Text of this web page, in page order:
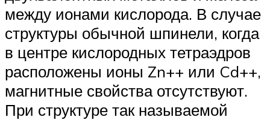
между ионами кислорода. В случае
структуры обычной шпинели, когда
в центре кислородных тетраэдров
расположены ионы Zn++ или Cd++,
магнитные свойства отсутствуют.
При структуре так называемой